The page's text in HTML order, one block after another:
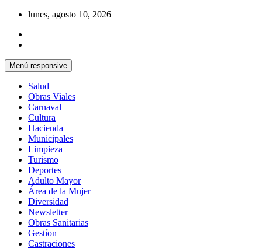
Saltar
contenido
lunes, agosto 10, 2026
Menú responsive
Salud
Obras Viales
Carnaval
Cultura
Hacienda
Municipales
Limpieza
Turismo
Deportes
Adulto Mayor
Área de la Mujer
Diversidad
Newsletter
Obras Sanitarias
Gestíon
Castraciones